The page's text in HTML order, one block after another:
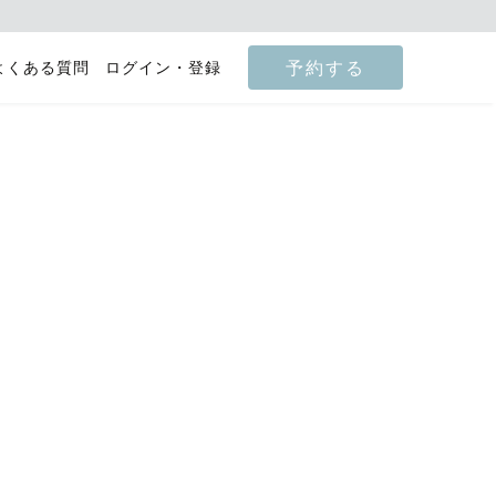
くある質問 ログイン・登録 予約する